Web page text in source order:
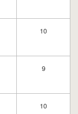
10
9
10